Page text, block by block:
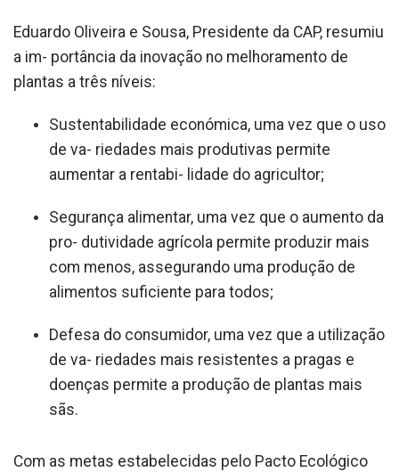
Eduardo Oliveira e Sousa, Presidente da CAP, resumiu
a im- portância da inovação no melhoramento de
plantas a três níveis:
Sustentabilidade económica, uma vez que o uso
de va- riedades mais produtivas permite
aumentar a rentabi- lidade do agricultor;
Segurança alimentar, uma vez que o aumento da
pro- dutividade agrícola permite produzir mais
com menos, assegurando uma produção de
alimentos suficiente para todos;
Defesa do consumidor, uma vez que a utilização
de va- riedades mais resistentes a pragas e
doenças permite a produção de plantas mais
sãs.
Com as metas estabelecidas pelo Pacto Ecológico